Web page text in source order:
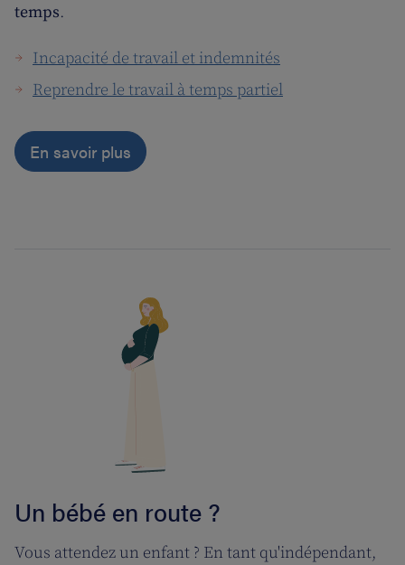
temps.
Incapacité de travail et indemnités
Reprendre le travail à temps partiel
En savoir plus
Un bébé en route ?
Vous attendez un enfant ? En tant qu'indépendant,